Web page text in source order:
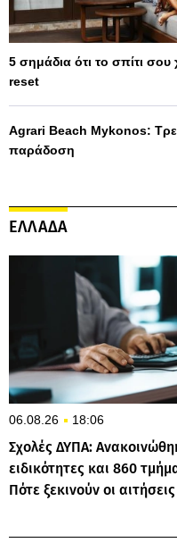
5 σημάδια ότι το σπίτι σου
reset
Agrari Beach Mykonos:
παράδοση
ΕΛΛΑΔΑ
06.08.26 18:06
Σχολές ΔΥΠΑ:
ειδικότητες και 860
Πότε ξεκινούν οι αιτήσεις